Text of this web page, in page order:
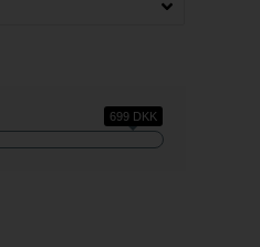
699 DKK